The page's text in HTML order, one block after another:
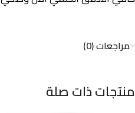
مراجعات (0)
منتجات ذات صلة